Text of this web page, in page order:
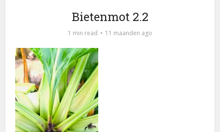
Bietenmot 2.2
1 min read 11 maanden ago